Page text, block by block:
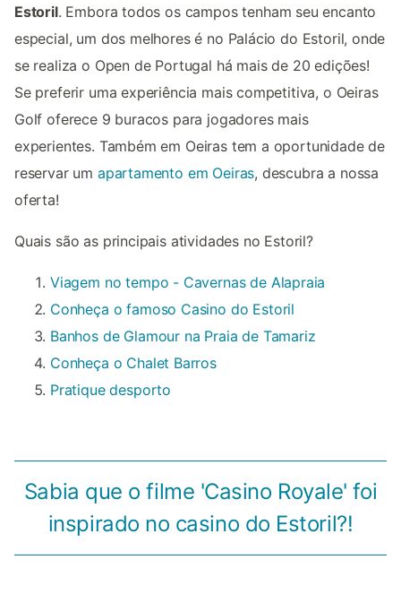
Estoril. Embora todos os campos tenham seu encanto
especial, um dos melhores é no Palácio do Estoril, onde
se realiza o Open de Portugal há mais de 20 edições!
Se preferir uma experiência mais competitiva, o Oeiras
Golf oferece 9 buracos para jogadores mais
experientes. Também em Oeiras tem a oportunidade de
reservar um apartamento em Oeiras, descubra a nossa
oferta!
Quais são as principais atividades no Estoril?
Viagem no tempo - Cavernas de Alapraia
Conheça o famoso Casino do Estoril
Banhos de Glamour na Praia de Tamariz
Conheça o Chalet Barros
Pratique desporto
Sabia que o filme 'Casino Royale' foi
inspirado no casino do Estoril?!